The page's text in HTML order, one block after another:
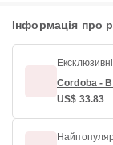
Інформація про
Cordoba -
US$ 33.83